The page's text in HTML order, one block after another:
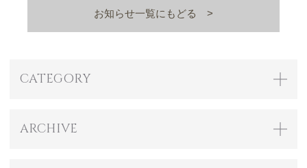
お知らせ一覧にもどる
CATEGORY
ARCHIVE